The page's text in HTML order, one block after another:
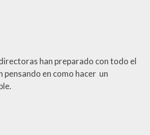
han preparado con todo el
pensando en como hacer un